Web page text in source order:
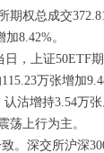
权总成交
8.42%。
，上证50ETF
万张增加
沽增持3.54万
荡上行为主。
。深交所沪深